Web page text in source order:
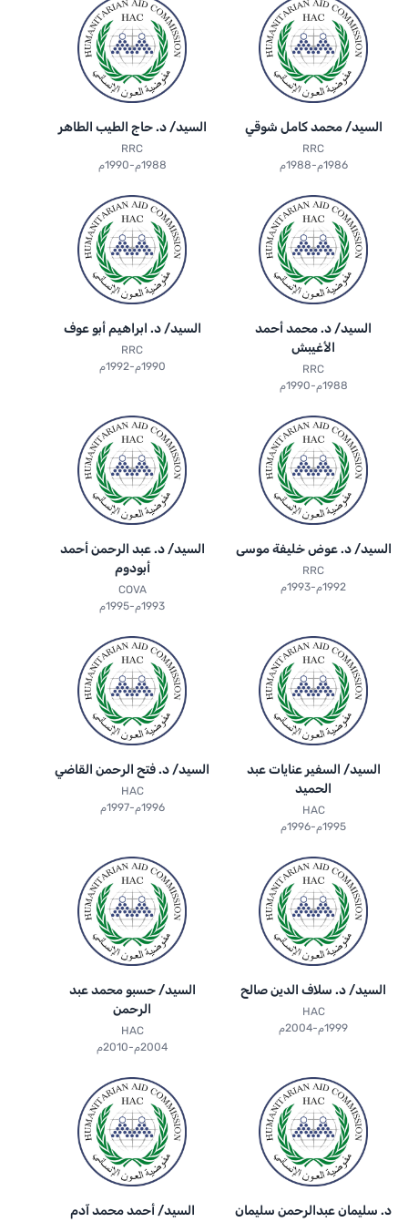
السيد/ محمد كامل شوقي
RRC
1986م-1988م
السيد/ د. حاج الطيب الطاهر
RRC
1988م-1990م
السيد/ د. محمد أحمد
الأغيبش
RRC
1988م-1990م
السيد/ د. ابراهيم أبو عوف
RRC
1990م-1992م
السيد/ د. عوض خليفة موسى
RRC
1992م-1993م
السيد/ د. عبد الرحمن أحمد
أبودوم
COVA
1993م-1995م
السيد/ السفير عنايات عبد
الحميد
HAC
1995م-1996م
السيد/ د. فتح الرحمن القاضي
HAC
1996م-1997م
السيد/ د. سلاف الدين صالح
HAC
1999م-2004م
السيد/ حسبو محمد عبد
الرحمن
HAC
2004م-2010م
د. سليمان عبدالرحمن سليمان السيد/ أحمد محمد آدم